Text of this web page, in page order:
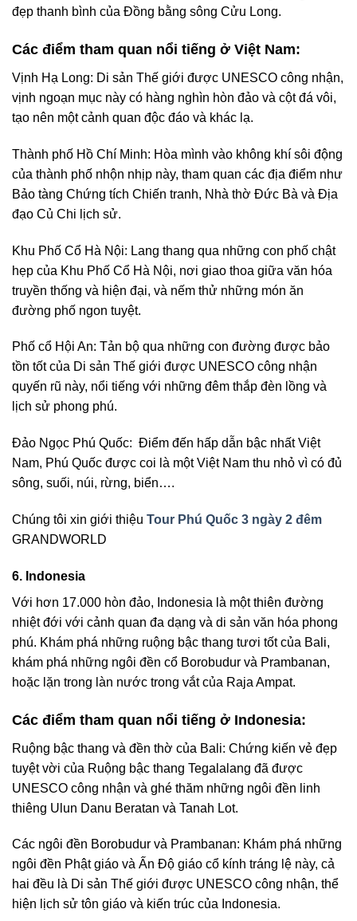
đẹp thanh bình của Đồng bằng sông Cửu Long.
Các điểm tham quan nổi tiếng ở Việt Nam:
Vịnh Hạ Long: Di sản Thế giới được UNESCO công nhận,
vịnh ngoạn mục này có hàng nghìn hòn đảo và cột đá vôi,
tạo nên một cảnh quan độc đáo và khác lạ.
Thành phố Hồ Chí Minh: Hòa mình vào không khí sôi động
của thành phố nhộn nhịp này, tham quan các địa điểm như
Bảo tàng Chứng tích Chiến tranh, Nhà thờ Đức Bà và Địa
đạo Củ Chi lịch sử.
Khu Phố Cổ Hà Nội: Lang thang qua những con phố chật
hẹp của Khu Phố Cổ Hà Nội, nơi giao thoa giữa văn hóa
truyền thống và hiện đại, và nếm thử những món ăn
đường phố ngon tuyệt.
Phố cổ Hội An: Tản bộ qua những con đường được bảo
tồn tốt của Di sản Thế giới được UNESCO công nhận
quyến rũ này, nổi tiếng với những đêm thắp đèn lồng và
lịch sử phong phú.
Đảo Ngọc Phú Quốc: Điểm đến hấp dẫn bậc nhất Việt
Nam, Phú Quốc được coi là một Việt Nam thu nhỏ vì có đủ
sông, suối, núi, rừng, biển….
Chúng tôi xin giới thiệu Tour Phú Quốc 3 ngày 2 đêm
GRANDWORLD
6. Indonesia
Với hơn 17.000 hòn đảo, Indonesia là một thiên đường
nhiệt đới với cảnh quan đa dạng và di sản văn hóa phong
phú. Khám phá những ruộng bậc thang tươi tốt của Bali,
khám phá những ngôi đền cổ Borobudur và Prambanan,
hoặc lặn trong làn nước trong vắt của Raja Ampat.
Các điểm tham quan nổi tiếng ở Indonesia:
Ruộng bậc thang và đền thờ của Bali: Chứng kiến vẻ đẹp
tuyệt vời của Ruộng bậc thang Tegalalang đã được
UNESCO công nhận và ghé thăm những ngôi đền linh
thiêng Ulun Danu Beratan và Tanah Lot.
Các ngôi đền Borobudur và Prambanan: Khám phá những
ngôi đền Phật giáo và Ấn Độ giáo cổ kính tráng lệ này, cả
hai đều là Di sản Thế giới được UNESCO công nhận, thể
hiện lịch sử tôn giáo và kiến trúc của Indonesia.